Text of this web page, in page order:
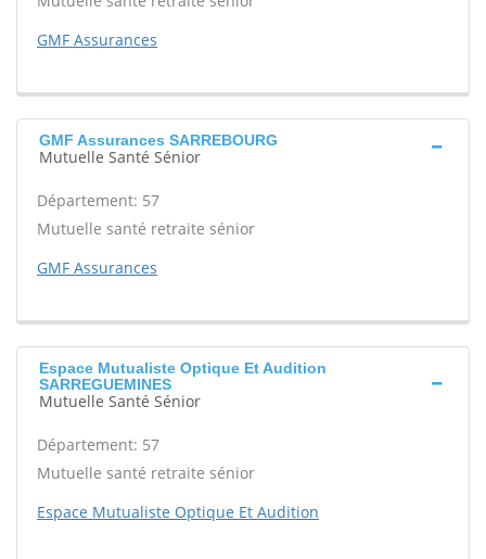
GMF Assurances
GMF Assurances SARREBOURG
Mutuelle Santé Sénior
Département: 57
Mutuelle santé retraite sénior
GMF Assurances
Espace Mutualiste Optique Et Audition
SARREGUEMINES
Mutuelle Santé Sénior
Département: 57
Mutuelle santé retraite sénior
Espace Mutualiste Optique Et Audition